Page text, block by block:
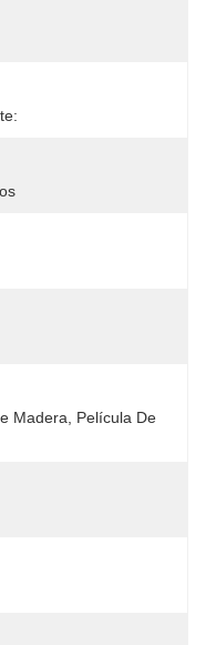
Madera, Película De